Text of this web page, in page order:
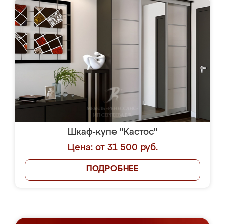
Шкаф-купе "Кастос"
Цена: от 31 500 руб.
ПОДРОБНЕЕ